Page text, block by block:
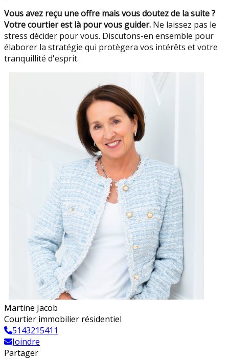
Vous avez reçu une offre mais vous doutez de la suite ?
Votre courtier est là pour vous guider. Ne laissez pas le
stress décider pour vous. Discutons-en ensemble pour
élaborer la stratégie qui protègera vos intérêts et votre
tranquillité d'esprit.
Martine Jacob
Courtier immobilier résidentiel
5143215411
Joindre
Partager